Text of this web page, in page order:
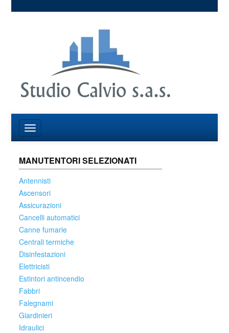
MANUTENTORI SELEZIONATI
Antennisti
Ascensori
Assicurazioni
Cancelli automatici
Canne fumarie
Centrali termiche
Disinfestazioni
Elettricisti
Estintori antincendio
Fabbri
Falegnami
Giardinieri
Idraulici